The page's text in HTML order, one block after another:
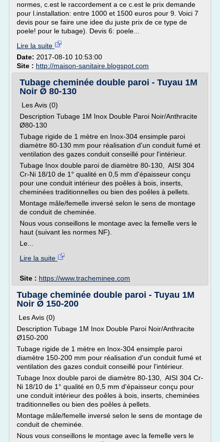
normes, c.est le raccordement a ce c.est le prix demande
pour l.installation: entre 1000 et 1500 euros pour 9. Voici 7
devis pour se faire une idee du juste prix de ce type de
poele! pour le tubage). Devis 6: poele...
Lire la suite
Date: 2017-08-10 10:53:00
Site : http://maison-sanitaire.blogspot.com
Tubage cheminée double paroi - Tuyau 1M
Noir Ø 80-130
Les Avis (0)
Description Tubage 1M Inox Double Paroi Noir/Anthracite
Ø80-130
Tubage rigide de 1 mètre en Inox-304 ensimple paroi
diamètre 80-130 mm pour réalisation d'un conduit fumé et
ventilation des gazes conduit conseillé pour l'intérieur.
Tubage Inox double paroi de diamètre 80-130, AISI 304
Cr-Ni 18/10 de 1° qualité en 0,5 mm d'épaisseur conçu
pour une conduit intérieur des poêles à bois, inserts,
cheminées traditionnelles ou bien des poêles à pellets.
Montage mâle/femelle inversé selon le sens de montage
de conduit de cheminée.
Nous vous conseillons le montage avec la femelle vers le
haut (suivant les normes NF).
Le...
Lire la suite
Site : https://www.tracheminee.com
Tubage cheminée double paroi - Tuyau 1M
Noir Ø 150-200
Les Avis (0)
Description Tubage 1M Inox Double Paroi Noir/Anthracite
Ø150-200
Tubage rigide de 1 mètre en Inox-304 ensimple paroi
diamètre 150-200 mm pour réalisation d'un conduit fumé et
ventilation des gazes conduit conseillé pour l'intérieur.
Tubage Inox double paroi de diamètre 80-130, AISI 304 Cr-
Ni 18/10 de 1° qualité en 0,5 mm d'épaisseur conçu pour
une conduit intérieur des poêles à bois, inserts, cheminées
traditionnelles ou bien des poêles à pellets.
Montage mâle/femelle inversé selon le sens de montage de
conduit de cheminée.
Nous vous conseillons le montage avec la femelle vers le